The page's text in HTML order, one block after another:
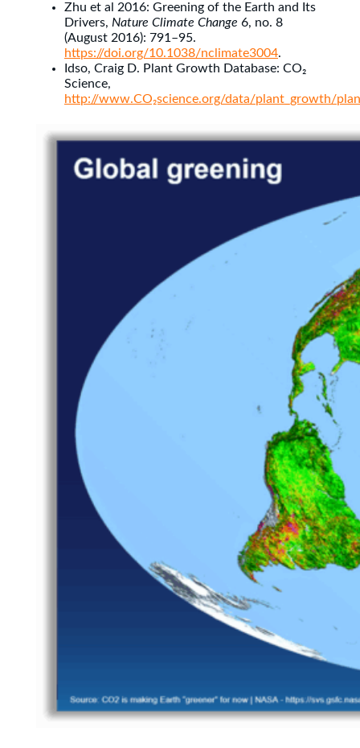
Zhu et al 2016: Greening of the Earth and Its
Drivers, Nature Climate Change 6, no. 8
(August 2016): 791–95.
https://doi.org/10.1038/nclimate3004.
Idso, Craig D. Plant Growth Database: CO₂
Science,
http://www.CO₂science.org/data/plant_growth/